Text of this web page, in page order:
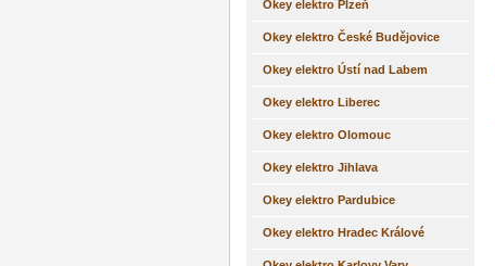
Okey elektro Plzeň
Okey elektro České Budějovice
Okey elektro Ústí nad Labem
Okey elektro Liberec
Okey elektro Olomouc
Okey elektro Jihlava
Okey elektro Pardubice
Okey elektro Hradec Králové